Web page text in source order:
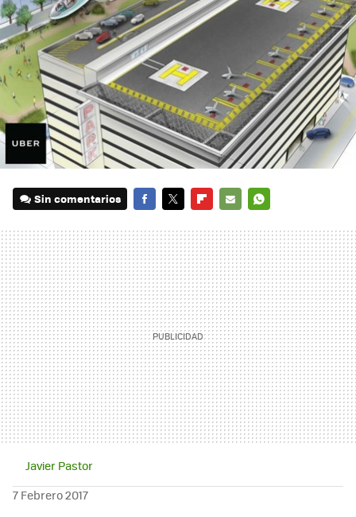
Sin comentarios
MAIL
Javier Pastor
7 Febrero 2017